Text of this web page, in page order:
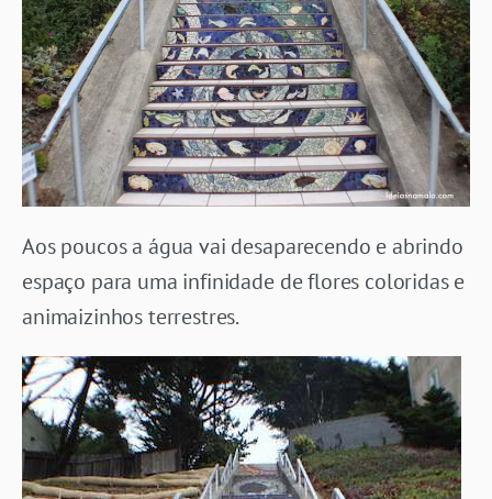
Aos poucos a água vai desaparecendo e abrindo
espaço para uma infinidade de flores coloridas e
animaizinhos terrestres.